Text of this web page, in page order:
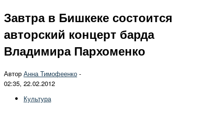
Завтра в Бишкеке состоится
авторский концерт барда
Владимира Пархоменко
Автор Анна Тимофеенко -
02:35, 22.02.2012
Культура